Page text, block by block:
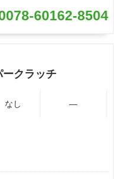
60162-8504
クラッチ
なし ―